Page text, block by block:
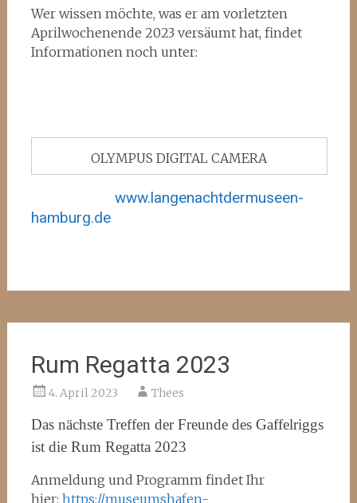
Wer wissen möchte, was er am vorletzten
Aprilwochenende 2023 versäumt hat, findet
Informationen noch unter:
OLYMPUS DIGITAL CAMERA
www.langenachtdermuseen-
hamburg.de
Rum Regatta 2023
4. April 2023 Thees
Das nächste Treffen der Freunde des Gaffelriggs
ist die Rum Regatta 2023
Anmeldung und Programm findet Ihr
hier: https://museumshafen-